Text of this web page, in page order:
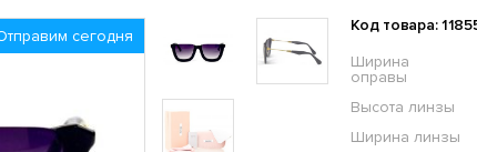
сегодня
Код товара:
Ширина
оправы
Высота линзы
Ширина линзы